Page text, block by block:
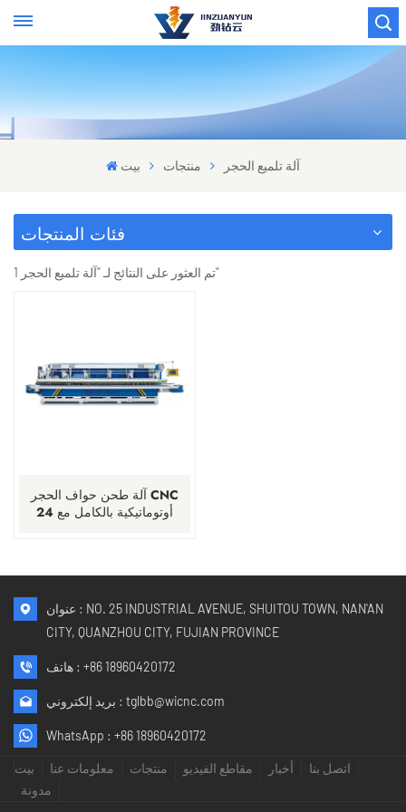
بيت منتجات آلة تلميع الحجر
فئات المنتجات
1 تم العثور على النتائج لـ "آلة تلميع الحجر"
آلة طحن حواف الحجر CNC
أوتوماتيكية بالكامل مع 24
عنوان : NO. 25 INDUSTRIAL AVENUE, SHUITOU TOWN, NAN'AN
CITY, QUANZHOU CITY, FUJIAN PROVINCE
هاتف : +86 18960420172
بريد إلكتروني : tglbb@wicnc.com
WhatsApp : +86 18960420172
بيت معلومات عنا منتجات مقاطع الفيديو أخبار
اتصل بنا
مدونة